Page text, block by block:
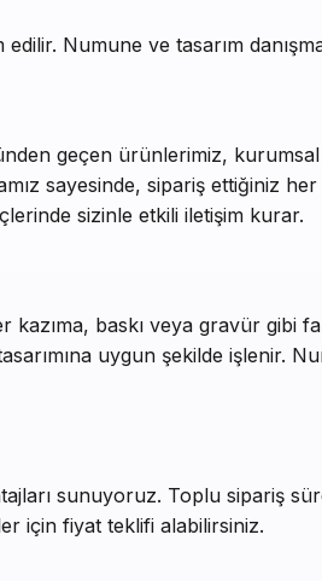
Numune ve tasarım
geçen ürünlerimiz, kurumsal
sayesinde, sipariş ettiğiniz
sizinle etkili iletişim kurar.
kazıma, baskı veya gravür
uygun şekilde işlenir.
sunuyoruz. Toplu sipariş
için fiyat teklifi alabilirsiniz.